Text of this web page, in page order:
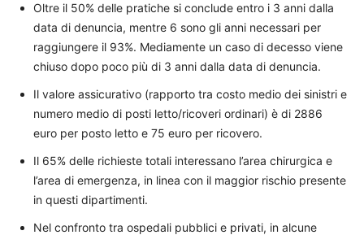
Oltre il 50% delle pratiche si conclude entro i 3 anni dalla
data di denuncia, mentre 6 sono gli anni necessari per
raggiungere il 93%. Mediamente un caso di decesso viene
chiuso dopo poco più di 3 anni dalla data di denuncia.
Il valore assicurativo (rapporto tra costo medio dei sinistri e
numero medio di posti letto/ricoveri ordinari) è di 2886
euro per posto letto e 75 euro per ricovero.
Il 65% delle richieste totali interessano l’area chirurgica e
l’area di emergenza, in linea con il maggior rischio presente
in questi dipartimenti.
Nel confronto tra ospedali pubblici e privati, in alcune